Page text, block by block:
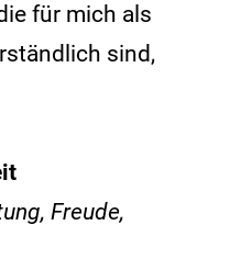
für mich als
sind,
Freude,